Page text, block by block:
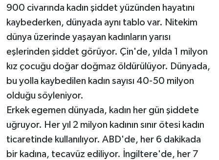
900 civarında kadın şiddet yüzünden hayatını
kaybederken, dünyada aynı tablo var. Nitekim
dünya üzerinde yaşayan kadınların yarısı
eşlerinden şiddet görüyor. Çin'de, yılda 1 milyon
kız çocuğu doğar doğmaz öldürülüyor. Dünyada,
bu yolla kaybedilen kadın sayısı 40-50 milyon
olduğu söyleniyor.
Erkek egemen dünyada, kadın her gün şiddete
uğruyor. Her yıl 2 milyon kadının sınır ötesi kadın
ticaretinde kullanılıyor. ABD'de, her 6 dakikada
bir kadına, tecavüz ediliyor. İngiltere'de, her 7